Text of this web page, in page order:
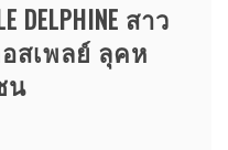
DELPHINE สาว
สเพลย์ ลุคห
น